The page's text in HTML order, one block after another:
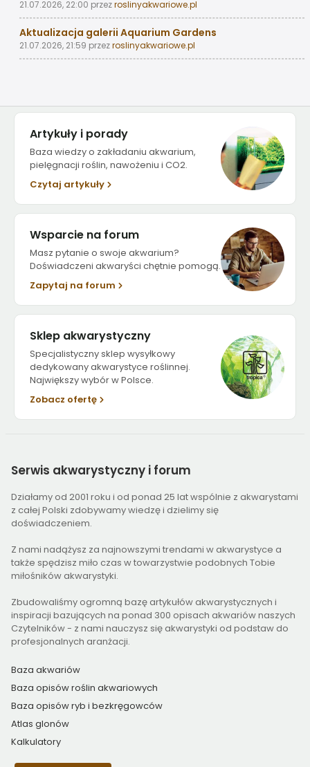
21.07.2026, 22:00 przezroslinyakwariowe.pl
Aktualizacja galerii Aquarium Gardens
21.07.2026, 21:59 przezroslinyakwariowe.pl
Artykuły i porady
Baza wiedzy o zakładaniu akwarium,
pielęgnacji roślin, nawożeniu i CO2.
Czytaj artykuły
Wsparcie na forum
Masz pytanie o swoje akwarium?
Doświadczeni akwaryści chętnie pomogą.
Zapytaj na forum
Sklep akwarystyczny
Specjalistyczny sklep wysyłkowy
dedykowany akwarystyce roślinnej.
Największy wybór w Polsce.
Zobacz ofertę
Serwis akwarystyczny i forum
Działamy od 2001 roku i od ponad 25 lat wspólnie z akwarystami
z całej Polski zdobywamy wiedzę i dzielimy się
doświadczeniem.
Z nami nadążysz za najnowszymi trendami w akwarystyce a
także spędzisz miło czas w towarzystwie podobnych Tobie
miłośników akwarystyki.
Zbudowaliśmy ogromną bazę artykułów akwarystycznych i
inspiracji bazujących na ponad 300 opisach akwariów naszych
Czytelników - z nami nauczysz się akwarystyki od podstaw do
profesjonalnych aranżacji.
Baza akwariów
Baza opisów roślin akwariowych
Baza opisów ryb i bezkręgowców
Atlas glonów
Kalkulatory